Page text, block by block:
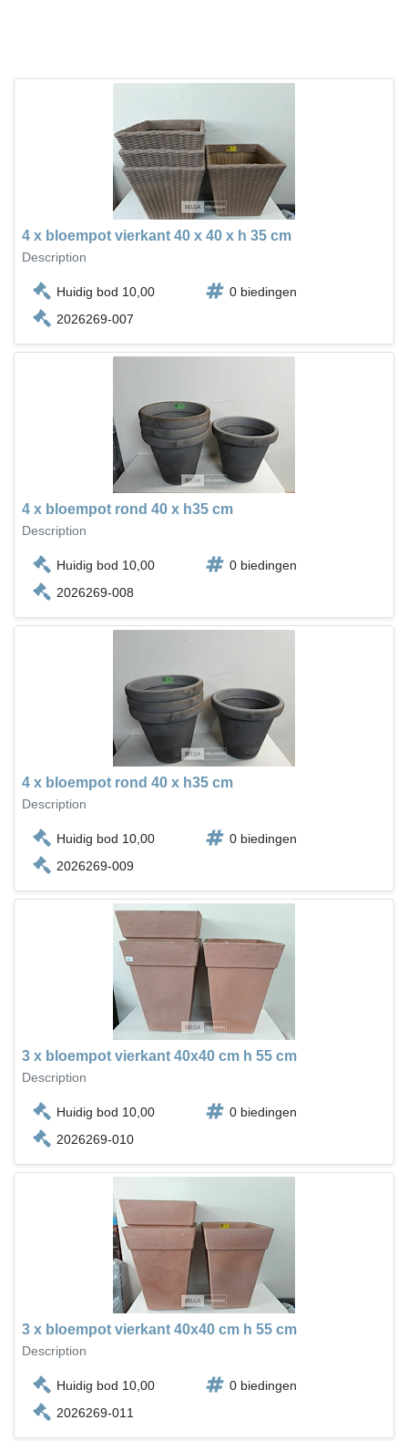
4 x bloempot vierkant 40 x 40 x h 35 cm
Description
Huidig bod 10,00
0 biedingen
2026269-007
4 x bloempot rond 40 x h35 cm
Description
Huidig bod 10,00
0 biedingen
2026269-008
4 x bloempot rond 40 x h35 cm
Description
Huidig bod 10,00
0 biedingen
2026269-009
3 x bloempot vierkant 40x40 cm h 55 cm
Description
Huidig bod 10,00
0 biedingen
2026269-010
3 x bloempot vierkant 40x40 cm h 55 cm
Description
Huidig bod 10,00
0 biedingen
2026269-011